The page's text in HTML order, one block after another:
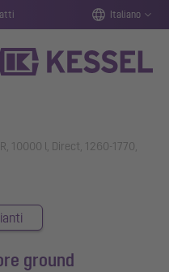
Italiano
10000 l, Direct, 1260-1770,
ground